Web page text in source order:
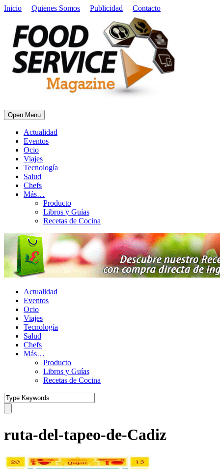
Inicio Quienes Somos Publicidad Contacto
Open Menu
Actualidad
Eventos
Ocio
Viajes
Tecnología
Salud
Chefs
Más…
Producto
Libros y Guías
Recetas de Cocina
Actualidad
Eventos
Ocio
Viajes
Tecnología
Salud
Chefs
Más…
Producto
Libros y Guías
Recetas de Cocina
ruta-del-tapeo-de-Cadiz